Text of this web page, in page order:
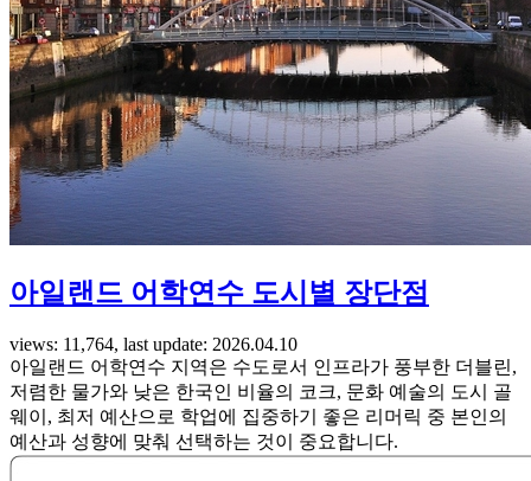
아일랜드 어학연수 도시별 장단점
views: 11,764, last update: 2026.04.10
아일랜드 어학연수 지역은 수도로서 인프라가 풍부한 더블린,
저렴한 물가와 낮은 한국인 비율의 코크, 문화 예술의 도시 골
웨이, 최저 예산으로 학업에 집중하기 좋은 리머릭 중 본인의
예산과 성향에 맞춰 선택하는 것이 중요합니다.